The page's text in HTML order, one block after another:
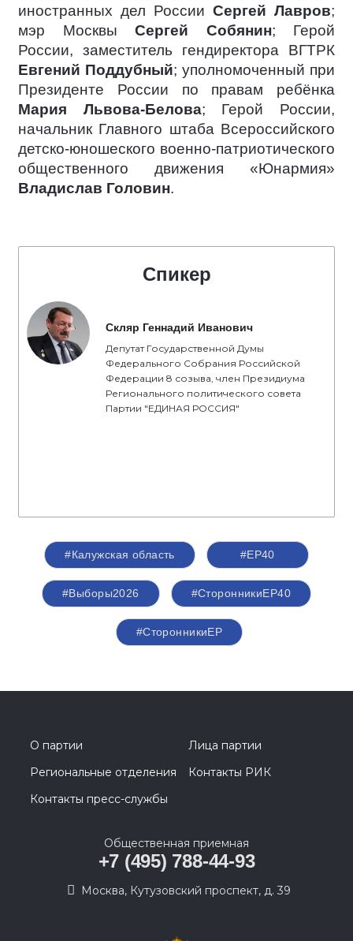
иностранных дел России Сергей Лавров;
мэр Москвы Сергей Собянин; Герой
России, заместитель гендиректора ВГТРК
Евгений Поддубный; уполномоченный при
Президенте России по правам ребёнка
Мария Львова-Белова; Герой России,
начальник Главного штаба Всероссийского
детско-юношеского военно-патриотического
общественного движения «Юнармия»
Владислав Головин.
Спикер
Скляр Геннадий Иванович
Депутат Государственной Думы
Федерального Собрания Российской
Федерации 8 созыва, член Президиума
Регионального политического совета
Партии "ЕДИНАЯ РОССИЯ"
#Калужская область #ЕР40
#Выборы2026 #СторонникиЕР40
#СторонникиЕР
О партии
Лица партии
Региональные отделения
Контакты РИК
Контакты пресс-службы
Общественная приемная
+7 (495) 788-44-93
Москва, Кутузовский проспект, д. 39